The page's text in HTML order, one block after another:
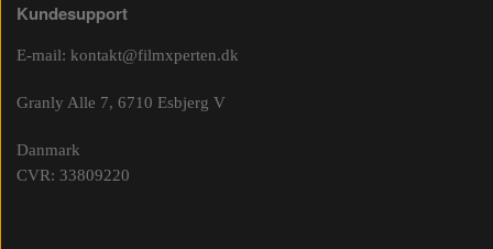
Kundesupport
E-mail: kontakt@filmxperten.dk
Granly Alle 7, 6710 Esbjerg V
Danmark
CVR: 33809220